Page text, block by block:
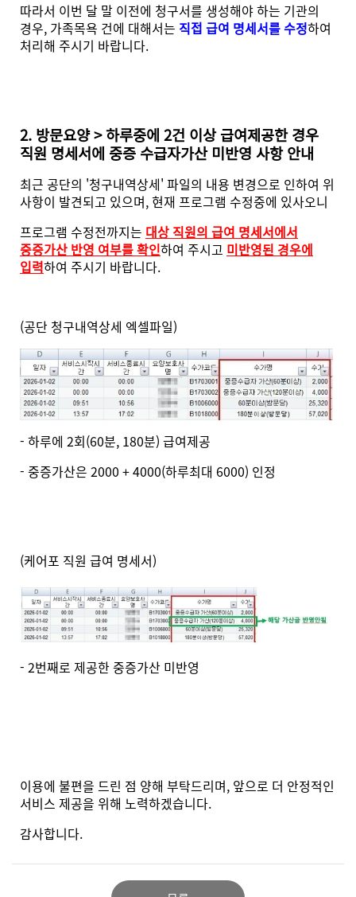
따라서 이번 달 말 이전에 청구서를 생성해야 하는 기관의
경우, 가족목욕 건에 대해서는 직접 급여 명세서를 수정하여
처리해 주시기 바랍니다.
2. 방문요양 > 하루중에 2건 이상 급여제공한 경우
직원 명세서에 중증 수급자가산 미반영 사항 안내
최근 공단의 '청구내역상세' 파일의 내용 변경으로 인하여 위
사항이 발견되고 있으며, 현재 프로그램 수정중에 있사오니
프로그램 수정전까지는 대상 직원의 급여 명세서에서
중증가산 반영 여부를 확인하여 주시고 미반영된 경우에
입력하여 주시기 바랍니다.
(공단 청구내역상세 엑셀파일)
- 하루에 2회(60분, 180분) 급여제공
- 중증가산은 2000 + 4000(하루최대 6000) 인정
(케어포 직원 급여 명세서)
- 2번째로 제공한 중증가산 미반영
이용에 불편을 드린 점 양해 부탁드리며, 앞으로 더 안정적인
서비스 제공을 위해 노력하겠습니다.
감사합니다.